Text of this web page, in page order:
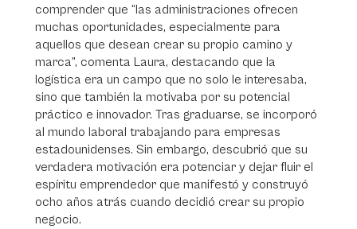
comprender que “las administraciones ofrecen
muchas oportunidades, especialmente para
aquellos que desean crear su propio camino y
marca”, comenta Laura, destacando que la
logística era un campo que no solo le interesaba,
sino que también la motivaba por su potencial
práctico e innovador. Tras graduarse, se incorporó
al mundo laboral trabajando para empresas
estadounidenses. Sin embargo, descubrió que su
verdadera motivación era potenciar y dejar fluir el
espíritu emprendedor que manifestó y construyó
ocho años atrás cuando decidió crear su propio
negocio.